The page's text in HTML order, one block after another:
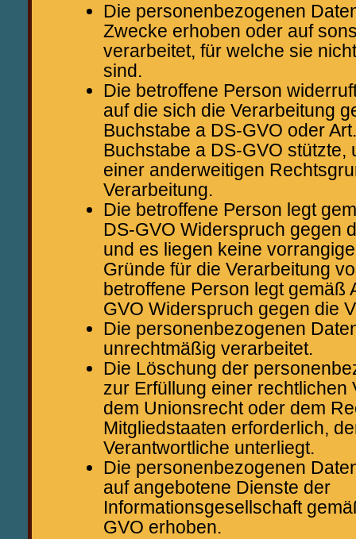
Die personenbezogenen
Zwecke erhoben oder auf
verarbeitet, für welche sie
sind.
Die betroffene Person
auf die sich die Verarbeitung
Buchstabe a DS-GVO oder
Buchstabe a DS-GVO stützte,
einer anderweitigen
Verarbeitung.
Die betroffene Person legt
DS-GVO Widerspruch gegen
und es liegen keine
Gründe für die Verarbeitung
betroffene Person legt gemäß
GVO Widerspruch gegen die
Die personenbezogenen
unrechtmäßig verarbeitet.
Die Löschung der
zur Erfüllung einer rechtlichen
dem Unionsrecht oder dem
Mitgliedstaaten erforderlich,
Verantwortliche unterliegt.
Die personenbezogenen
auf angebotene Dienste der
Informationsgesellschaft
GVO erhoben.